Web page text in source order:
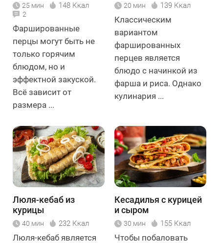
25 мин 148 Ккал
2
Фаршированные
перцы могут быть не
только горячим
блюдом, но и
эффектной закуской.
Всё зависит от
размера ...
20 мин 139 Ккал
Классическим
вариантом
фаршированных
перцев является
блюдо с начинкой из
фарша и риса. Однако
кулинария ...
Люля-кебаб из
курицы
40 мин 232 Ккал
Люля-кебаб является
Кесадилья с курицей
и сыром
30 мин 155 Ккал
Чтобы побаловать